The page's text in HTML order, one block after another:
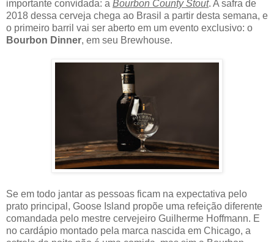
importante convidada: a Bourbon County Stout. A safra de
2018 dessa cerveja chega ao Brasil a partir desta semana, e
o primeiro barril vai ser aberto em um evento exclusivo: o
Bourbon Dinner, em seu Brewhouse.
Se em todo jantar as pessoas ficam na expectativa pelo
prato principal, Goose Island propõe uma refeição diferente
comandada pelo mestre cervejeiro Guilherme Hoffmann. E
no cardápio montado pela marca nascida em Chicago, a